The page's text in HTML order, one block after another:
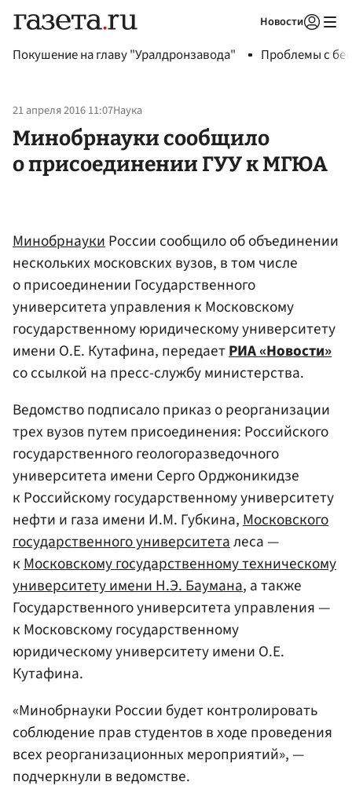
Новости
Покушение на главу "Уралдронзавода" Проблемы с
21 апреля 2016 11:07Наука
Минобрнауки сообщило
о присоединении ГУУ к МГЮА
МинобрнаукиРоссии сообщило об объединении
нескольких московских вузов, в том числе
о присоединении Государственного
университета управления к Московскому
государственному юридическому университету
имени О.Е. Кутафина, передаетРИА «Новости»
со ссылкой на пресс-службу министерства.
Ведомство подписало приказ о реорганизации
трех вузов путем присоединения: Российского
государственного геологоразведочного
университета имени Серго Орджоникидзе
к Российскому государственному университету
нефти и газа имени И.М. Губкина,Московского
государственного университеталеса —
кМосковскому государственному техническому
университету имени Н.Э. Баумана, а также
Государственного университета управления —
к Московскому государственному
юридическому университету имени О.Е.
Кутафина.
«Минобрнауки России будет контролировать
соблюдение прав студентов в ходе проведения
всех реорганизационных мероприятий», —
подчеркнули в ведомстве.